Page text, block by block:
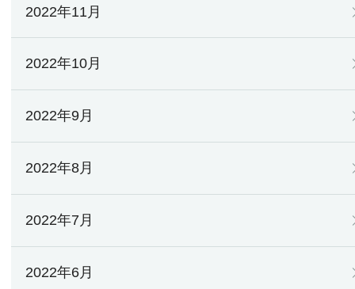
2022年11月
2022年10月
2022年9月
2022年8月
2022年7月
2022年6月